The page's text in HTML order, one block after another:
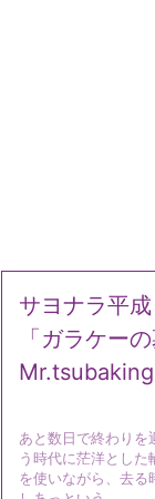
サヨナラ平
「ガラケー
Mr.tsubaking
あと数日で終わりを
う時代に茫洋とし
を使いながら、去る